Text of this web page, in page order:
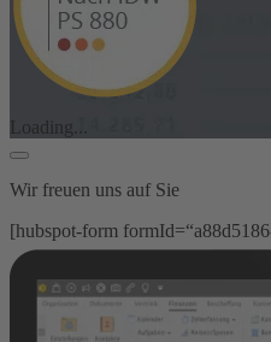
Loading...
Wir freuen uns auf Sie
[hubspot-form